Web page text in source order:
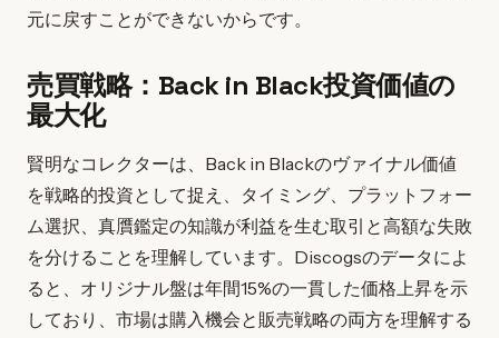
元に戻すことができないからです。
売買戦略：Back in Black投資価値の
最大化
賢明なコレクターは、Back in Blackのヴァイナル価値
を戦略的投資として捉え、タイミング、プラットフォー
ム選択、真贋鑑定の知識が利益を生む取引と高額な失敗
を分けることを理解しています。Discogsのデータによ
ると、オリジナル盤は年間15%の一貫した価格上昇を示
しており、市場は購入機会と販売戦略の両方を理解する